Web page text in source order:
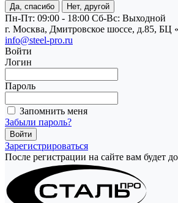
Да, спасибо Нет, другой
Пн-Пт: 09:00 - 18:00 Cб-Вс: Выходной
г. Москва, Дмитровское шоссе, д.85, БЦ
info@steel-pro.ru
Войти
Логин
Пароль
Запомнить меня
Забыли пароль?
Зарегистрироваться
После регистрации на сайте вам будет